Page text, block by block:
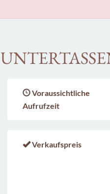
Voraussichtliche
Aufrufzeit
Verkaufspreis